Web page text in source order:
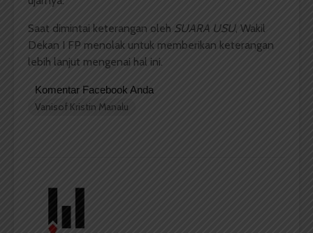
Saat dimintai keterangan oleh SUARA USU, Wakil
Dekan I FP menolak untuk memberikan keterangan
lebih lanjut mengenai hal ini.
Komentar Facebook Anda
Vanisof Kristin Manalu